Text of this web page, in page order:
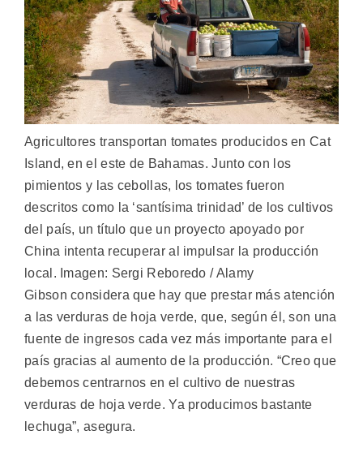
Agricultores transportan tomates producidos en Cat
Island, en el este de Bahamas. Junto con los
pimientos y las cebollas, los tomates fueron
descritos como la ‘santísima trinidad’ de los cultivos
del país, un título que un proyecto apoyado por
China intenta recuperar al impulsar la producción
local. Imagen: Sergi Reboredo / Alamy
Gibson considera que hay que prestar más atención
a las verduras de hoja verde, que, según él, son una
fuente de ingresos cada vez más importante para el
país gracias al aumento de la producción. “Creo que
debemos centrarnos en el cultivo de nuestras
verduras de hoja verde. Ya producimos bastante
lechuga”, asegura.